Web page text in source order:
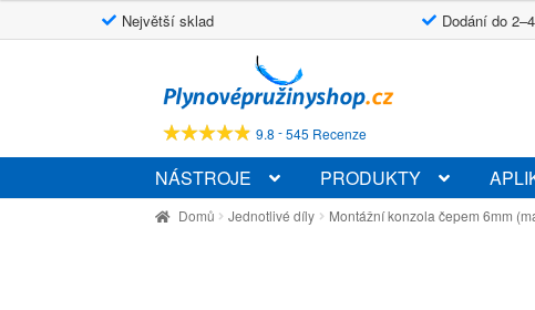
Největší sklad Dodání do
na
navigaci
k
obsahu
webu
9.8 -545 Recenze
NÁSTROJE PRODUKTY
Domů Jednotlivé díly Montážní konzola čepem 6mm